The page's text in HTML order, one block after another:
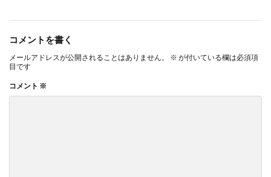
コメントを書く
メールアドレスが公開されることはありません。 ※ が付いている欄は必須項
目です
コメント ※